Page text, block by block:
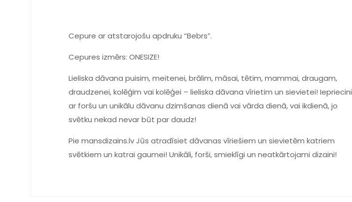
Cepure ar atstarojošu apdruku “Bebrs”.
Cepures izmērs: ONESIZE!
Lieliska dāvana puisim, meitenei, brālim, māsai, tētim, mammai, draugam,
draudzenei, kolēģim vai kolēģei – lieliska dāvana vīrietim un sievietei! Iepriecini
ar foršu un unikālu dāvanu dzimšanas dienā vai vārda dienā, vai ikdienā, jo
svētku nekad nevar būt par daudz!
Pie mansdizains.lv Jūs atradīsiet dāvanas vīriešiem un sievietēm katriem
svētkiem un katrai gaumei! Unikāli, forši, smieklīgi un neatkārtojami dizaini!